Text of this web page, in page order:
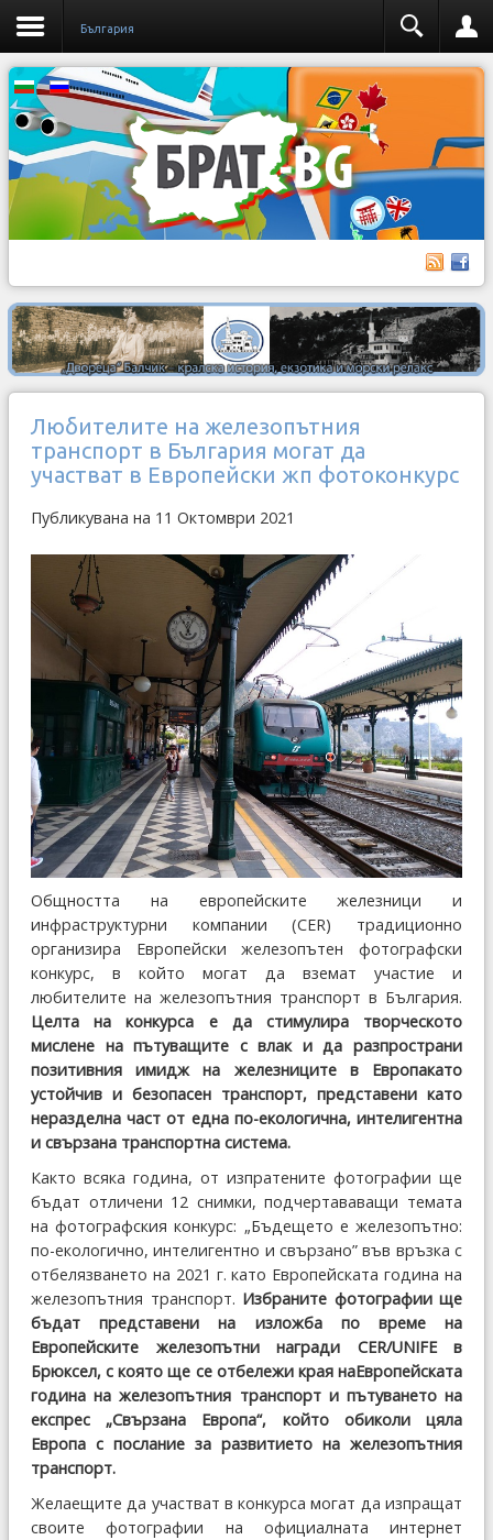
България
Любителите на железопътния
транспорт в България могат да
участват в Европейски жп фотоконкурс
Публикувана на 11 Октомври 2021
Общността на европейските железници и
инфраструктурни компании (CER) традиционно
организира Европейски железопътен фотографски
конкурс, в който могат да вземат участие и
любителите на железопътния транспорт в България.
Целта на конкурса е да стимулира творческото
мислене на пътуващите с влак и да разпространи
позитивния имидж на железниците в Европакато
устойчив и безопасен транспорт, представени като
неразделна част от една по-екологична, интелигентна
и свързана транспортна система.
Както всяка година, от изпратените фотографии ще
бъдат отличени 12 снимки, подчертававащи темата
на фотографския конкурс: „Бъдещето е железопътно:
по-екологично, интелигентно и свързано” във връзка с
отбелязването на 2021 г. като Европейската година на
железопътния транспорт. Избраните фотографии ще
бъдат представени на изложба по време на
Европейските железопътни награди CER/UNIFE в
Брюксел, с която ще се отбележи края наЕвропейската
година на железопътния транспорт и пътуването на
експрес „Свързана Европа“, който обиколи цяла
Европа с послание за развитието на железопътния
транспорт.
Желаещите да участват в конкурса могат да изпращат
своите фотографии на официалната интернет